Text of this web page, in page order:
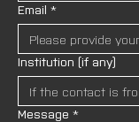
Email *
Institution (if any)
Message *